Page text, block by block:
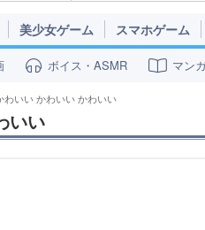
美少女ゲーム スマホゲーム
ボイス・ASMR マン
わいい かわいい かわいい
いい